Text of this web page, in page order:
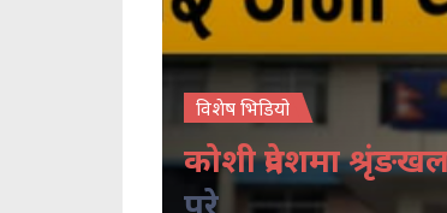
विशेष भिडियो
कोशी प्रदेशमा
परे